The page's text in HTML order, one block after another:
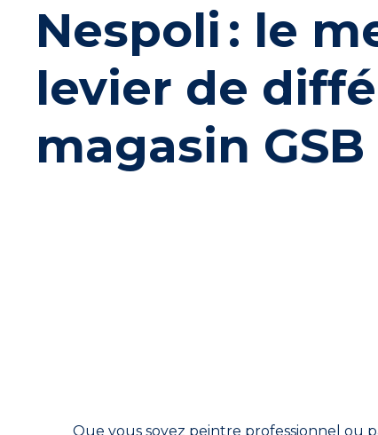
Nespoli : le
levier de
magasin GSB
Que vous soyez peintre professionnel ou